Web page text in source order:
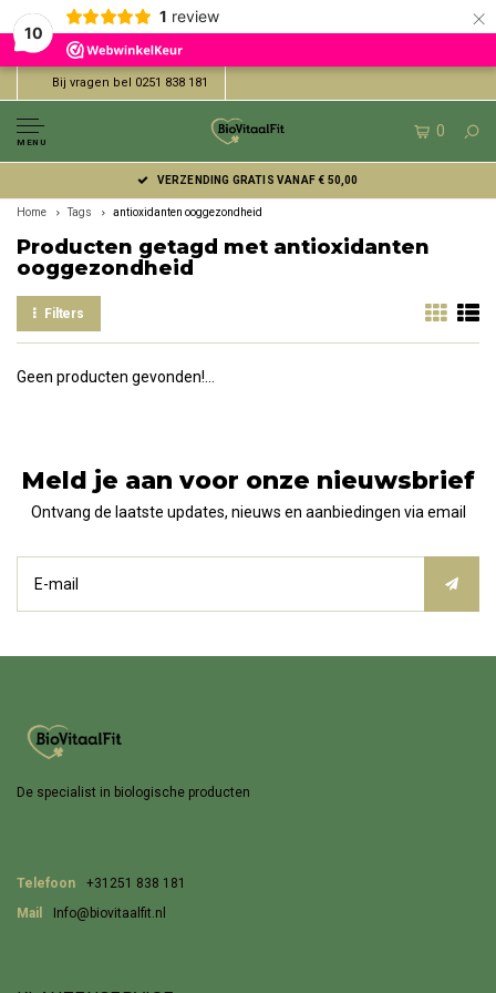
10
1 review ×
Bij vragen bel 0251 838 181
MENU
0
VERZENDING GRATIS VANAF € 50,00
Home Tags antioxidanten ooggezondheid
Producten getagd met antioxidanten
ooggezondheid
Filters
Geen producten gevonden!...
Meld je aan voor onze nieuwsbrief
Ontvang de laatste updates, nieuws en aanbiedingen via email
De specialist in biologische producten
Telefoon
+31251 838 181
Mail
Info@biovitaalfit.nl